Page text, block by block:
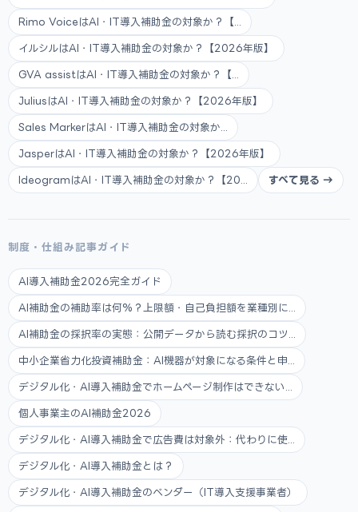
Rimo VoiceはAI・IT導入補助金の対象か？【...
イルシルはAI・IT導入補助金の対象か？【2026年版】
GVA assistはAI・IT導入補助金の対象か？【...
JuliusはAI・IT導入補助金の対象か？【2026年版】
Sales MarkerはAI・IT導入補助金の対象か...
JasperはAI・IT導入補助金の対象か？【2026年版】
IdeogramはAI・IT導入補助金の対象か？【20... すべて見る →
制度・仕組み記事ガイド
AI導入補助金2026完全ガイド
AI補助金の補助率は何%？上限額・自己負担額を業種別に...
AI補助金の採択率の実態：公開データから読む採択のコツ...
中小企業省力化投資補助金：AI機器が対象になる条件と申...
デジタル化・AI導入補助金でホームページ制作はできない...
個人事業主のAI補助金2026
デジタル化・AI導入補助金で広告費は対象外：代わりに使...
デジタル化・AI導入補助金とは？
デジタル化・AI導入補助金のベンダー（IT導入支援事業者）